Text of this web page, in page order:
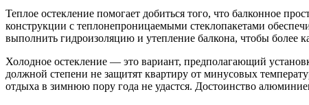
Теплое остекление помогает добиться того, что балконное
конструкции с теплонепроницаемыми стеклопакетами
выполнить гидроизоляцию и утепление балкона, чтобы более
Холодное остекление — это вариант, предполагающий
должной степени не защитят квартиру от минусовых
отдыха в зимнюю пору года не удастся. Достоинство